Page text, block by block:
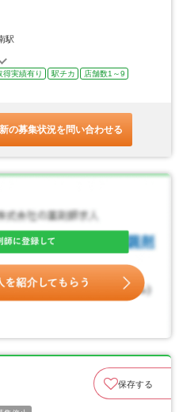
駅
得実績有り 駅チカ
店舗数1～9
の募集状況を問い合わせる
保存する